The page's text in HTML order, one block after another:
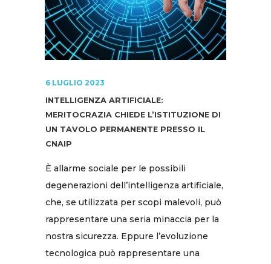
6 LUGLIO 2023
INTELLIGENZA ARTIFICIALE:
MERITOCRAZIA CHIEDE L’ISTITUZIONE DI
UN TAVOLO PERMANENTE PRESSO IL
CNAIP
È allarme sociale per le possibili
degenerazioni dell’intelligenza artificiale,
che, se utilizzata per scopi malevoli, può
rappresentare una seria minaccia per la
nostra sicurezza. Eppure l’evoluzione
tecnologica può rappresentare una